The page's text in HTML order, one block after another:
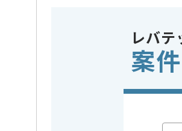
※上記に
この案件で扱う技術 フレー
レバテ
案